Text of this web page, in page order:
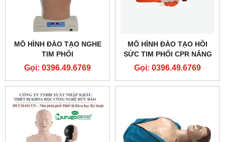
MÔ HÌNH ĐÀO TẠO NGHE
TIM PHỔI
Gọi: 0396.49.6769
MÔ HÌNH ĐÀO TẠO HỒI
SỨC TIM PHỔI CPR NÂNG
CAO GD/CPR10280
Gọi: 0396.49.6769